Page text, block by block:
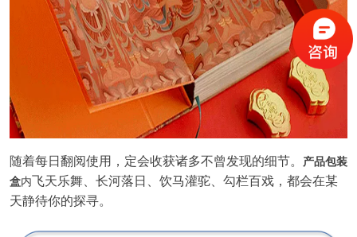
随着每日翻阅使用，定会收获诸多不曾发现的细节。
产品包装
盒内飞天乐舞、长河落日、饮马灌驼、勾栏百戏，都会在某
天静待你的探寻。